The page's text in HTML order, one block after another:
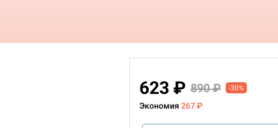
623 ₽ 890 ₽ -30%
Экономия 267 ₽